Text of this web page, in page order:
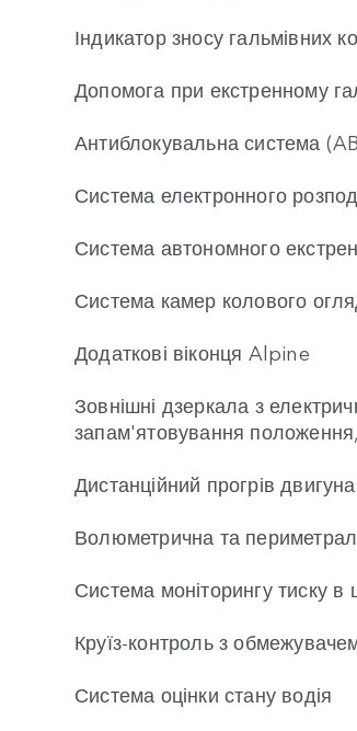
Індикатор зносу гальмівних
Допомога при екстренному
Антиблокувальна система
Система електронного
Система автономного
Система камер колового
Додаткові віконця Alpine
Зовнішні дзеркала з
запам'ятовування
Дистанційний прогрів
Волюметрична та
Система моніторингу тиску
Круїз-контроль з
Система оцінки стану водія